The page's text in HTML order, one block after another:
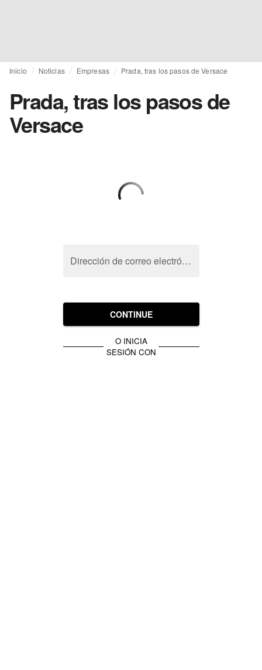
Inicio Noticias Empresas Prada, tras los pasos de Versace
Prada, tras los pasos de
Versace
Dirección de correo electrónico
CONTINUE
O INICIA
SESIÓN CON